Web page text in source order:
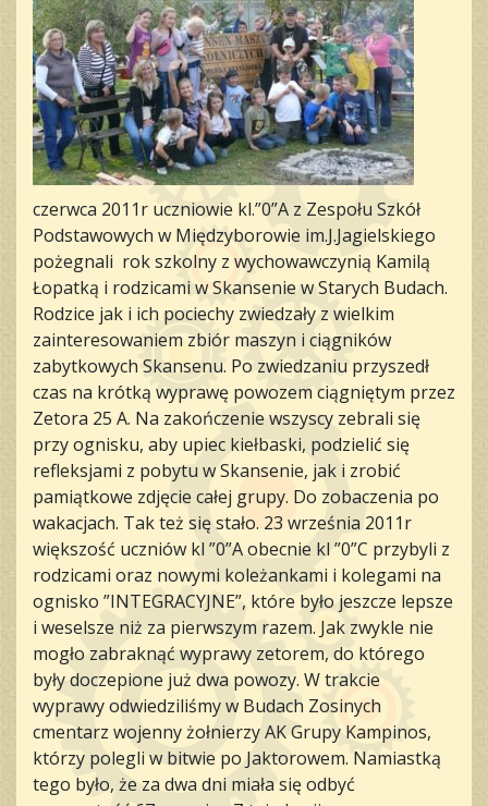
czerwca 2011r uczniowie kl.”0”A z Zespołu Szkół
Podstawowych w Międzyborowie im.J.Jagielskiego
pożegnali rok szkolny z wychowawczynią Kamilą
Łopatką i rodzicami w Skansenie w Starych Budach.
Rodzice jak i ich pociechy zwiedzały z wielkim
zainteresowaniem zbiór maszyn i ciągników
zabytkowych Skansenu. Po zwiedzaniu przyszedł
czas na krótką wyprawę powozem ciągniętym przez
Zetora 25 A. Na zakończenie wszyscy zebrali się
przy ognisku, aby upiec kiełbaski, podzielić się
refleksjami z pobytu w Skansenie, jak i zrobić
pamiątkowe zdjęcie całej grupy. Do zobaczenia po
wakacjach. Tak też się stało. 23 września 2011r
większość uczniów kl ”0”A obecnie kl ”0”C przybyli z
rodzicami oraz nowymi koleżankami i kolegami na
ognisko ”INTEGRACYJNE”, które było jeszcze lepsze
i weselsze niż za pierwszym razem. Jak zwykle nie
mogło zabraknąć wyprawy zetorem, do którego
były doczepione już dwa powozy. W trakcie
wyprawy odwiedziliśmy w Budach Zosinych
cmentarz wojenny żołnierzy AK Grupy Kampinos,
którzy polegli w bitwie po Jaktorowem. Namiastką
tego było, że za dwa dni miała się odbyć